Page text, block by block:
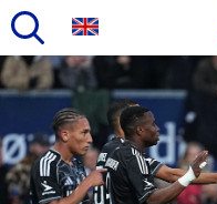
Gå
til
hovedindhold
Primær
navigation